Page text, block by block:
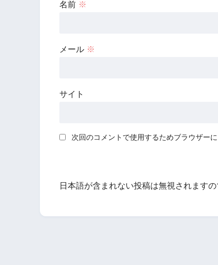
名前 ※
メール ※
サイト
次回のコメントで使用するためブラウザー
日本語が含まれない投稿は無視されます